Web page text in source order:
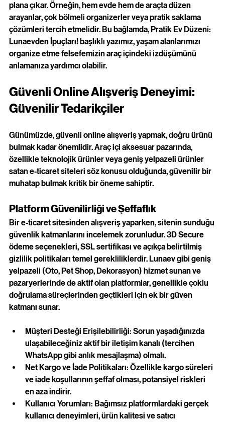
plana çıkar. Örneğin, hem evde hem de araçta düzen
arayanlar, çok bölmeli organizerler veya pratik saklama
çözümleri tercih etmelidir. Bu bağlamda,Pratik Ev Düzeni:
Lunaevden İpuçları!başlıklı yazımız, yaşam alanlarımızı
organize etme felsefemizin araç içindeki izdüşümünü
anlamanıza yardımcı olabilir.
Güvenli Online Alışveriş Deneyimi:
Güvenilir Tedarikçiler
Günümüzde, güvenli online alışveriş yapmak, doğru ürünü
bulmak kadar önemlidir. Araç içi aksesuar pazarında,
özellikle teknolojik ürünler veya geniş yelpazeli ürünler
satan e-ticaret siteleri söz konusu olduğunda, güvenilir bir
muhatap bulmak kritik bir öneme sahiptir.
Platform Güvenilirliği ve Şeffaflık
Bir e-ticaret sitesinden alışveriş yaparken, sitenin sunduğu
güvenlik katmanlarını incelemek zorunludur. 3D Secure
ödeme seçenekleri, SSL sertifikası ve açıkça belirtilmiş
gizlilik politikaları temel gerekliliklerdir. Lunaev gibi geniş
yelpazeli (Oto, Pet Shop, Dekorasyon) hizmet sunan ve
pazaryerlerinde de aktif olan platformlar, genellikle çoklu
doğrulama süreçlerinden geçtikleri için ek bir güven
katmanı sunar.
Müşteri Desteği Erişilebilirliği: Sorun yaşadığınızda
ulaşabileceğiniz aktif bir iletişim kanalı (tercihen
WhatsApp gibi anlık mesajlaşma) olmalı.
Net Kargo ve İade Politikaları: Özellikle kargo süreleri
ve iade koşullarının şeffaf olması, potansiyel riskleri
en aza indirir.
Kullanıcı Yorumları: Bağımsız platformlardaki gerçek
kullanıcı deneyimleri, ürün kalitesi ve satıcı